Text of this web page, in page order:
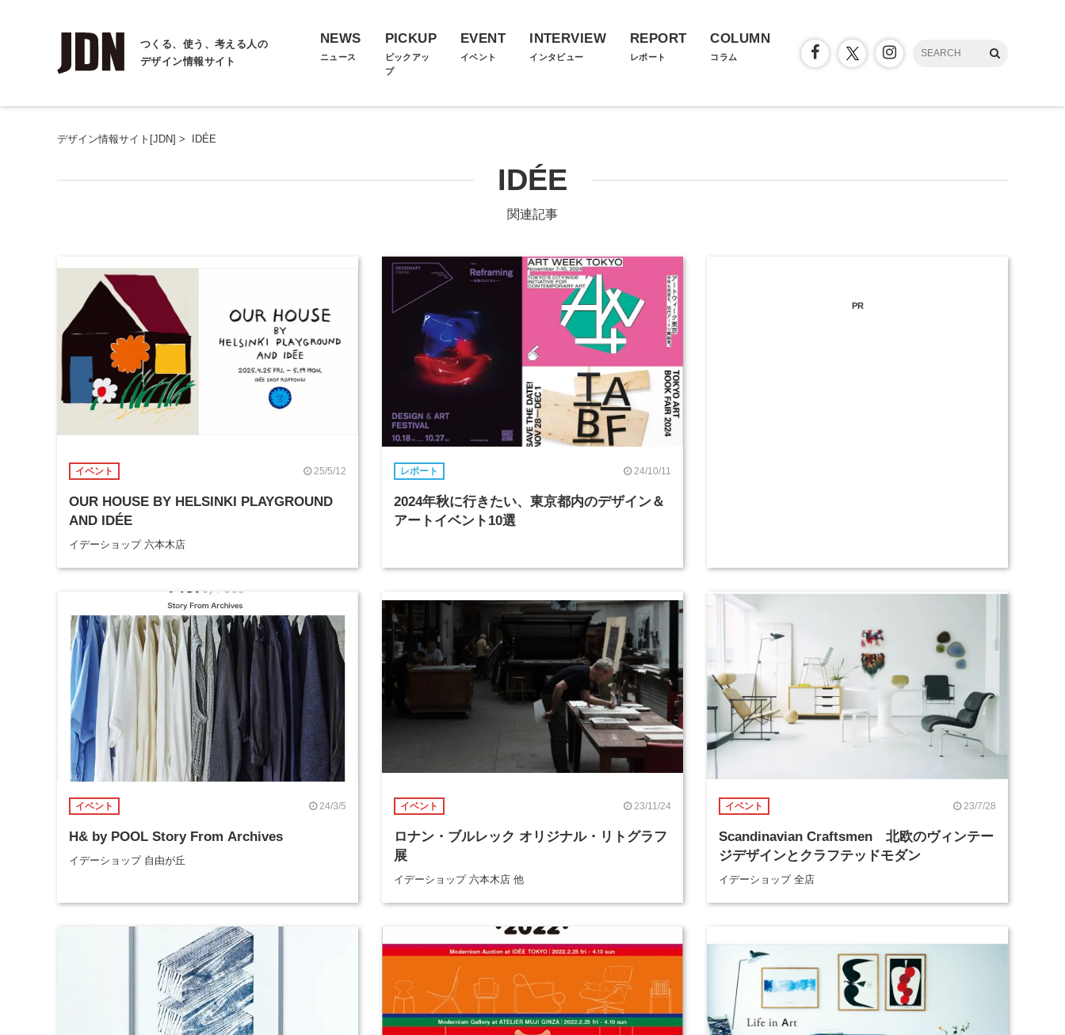
つくる、使う、考える人の
デザイン情報サイト
NEWS
ニュース
PICKUP
ピックアッ
プ
EVENT
イベント
INTERVIEW
インタビュー
REPORT
レポート
COLUMN
コラム
デザイン情報サイト[JDN] > IDÉE
IDÉE
関連記事
イベント 25/5/12
OUR HOUSE BY HELSINKI PLAYGROUND
AND IDÉE
イデーショップ 六本木店
レポート 24/10/11
2024年秋に行きたい、東京都内のデザイン＆
アートイベント10選
PR
イベント 24/3/5
H& by POOL Story From Archives
イデーショップ 自由が丘
イベント 23/11/24
ロナン・ブルレック オリジナル・リトグラフ
展
イデーショップ 六本木店 他
イベント 23/7/28
Scandinavian Craftsmen 北欧のヴィンテー
ジデザインとクラフテッドモダン
イデーショップ 全店